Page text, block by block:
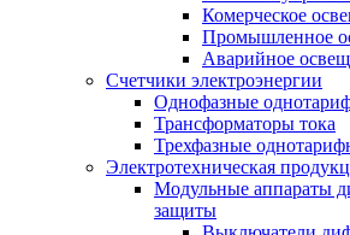
Комерческое
Промышленное
Аварийное
Счетчики электроэнергии
Однофазные
Трансформаторы тока
Трехфазные
Электротехническая
Модульные аппараты
защиты